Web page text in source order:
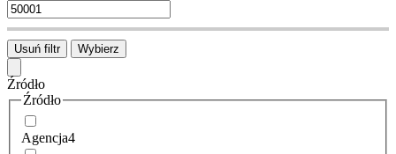
Usuń filtr Wybierz
Źródło
Źródło
Agencja4